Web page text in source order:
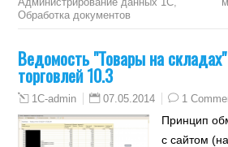
Обработка документов
Ведомость "Товары на
торговлей 10.3
1C-admin 07.05.2014 1
Принцип
с сайтом